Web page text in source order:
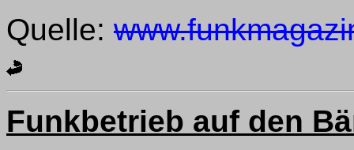
Quelle:
Funkbetrieb auf den